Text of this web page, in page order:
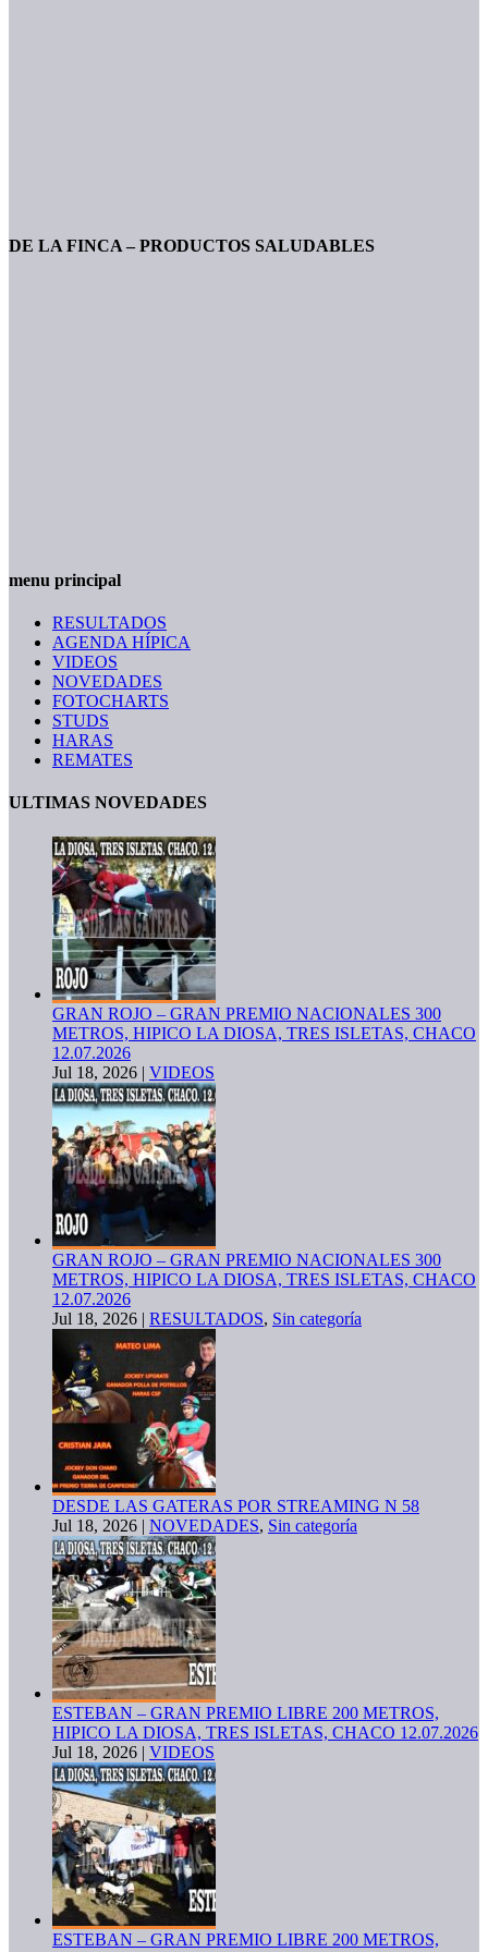
DE LA FINCA – PRODUCTOS SALUDABLES
menu principal
RESULTADOS
AGENDA HÍPICA
VIDEOS
NOVEDADES
FOTOCHARTS
STUDS
HARAS
REMATES
ULTIMAS NOVEDADES
GRAN ROJO – GRAN PREMIO NACIONALES 300
METROS, HIPICO LA DIOSA, TRES ISLETAS, CHACO
12.07.2026
Jul 18, 2026 | VIDEOS
GRAN ROJO – GRAN PREMIO NACIONALES 300
METROS, HIPICO LA DIOSA, TRES ISLETAS, CHACO
12.07.2026
Jul 18, 2026 | RESULTADOS, Sin categoría
DESDE LAS GATERAS POR STREAMING N 58
Jul 18, 2026 | NOVEDADES, Sin categoría
ESTEBAN – GRAN PREMIO LIBRE 200 METROS,
HIPICO LA DIOSA, TRES ISLETAS, CHACO 12.07.2026
Jul 18, 2026 | VIDEOS
ESTEBAN – GRAN PREMIO LIBRE 200 METROS,